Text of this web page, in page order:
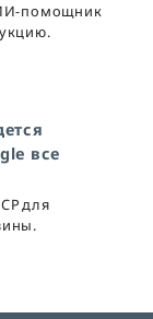
ИИ-помощник
все
для